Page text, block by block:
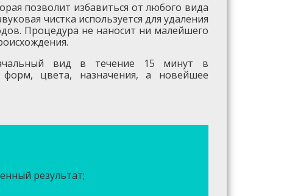
позволит избавиться от любого вида
чистка используется для удаления
Процедура не наносит ни малейшего
вид в течение 15 минут в
цвета, назначения, а новейшее
результат;